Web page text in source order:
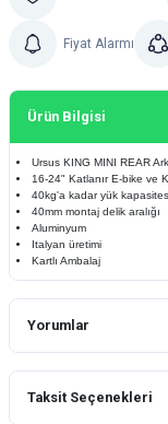
Fiyat Alarmı
Ürün Bilgisi
Ursus KING MINI REAR
16-24" Katlanır E-bike ve
40kg'a kadar yük
40mm montaj delik aralığı
Aluminyum
Italyan üretimi
Kartlı Ambalaj
Yorumlar
Taksit Seçenekleri